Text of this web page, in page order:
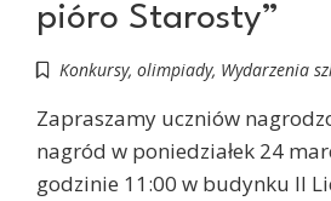
pióro Starosty”
Konkursy, olimpiady, Wydarzenia
Zapraszamy uczniów
nagród w poniedziałek 24
godzinie 11:00 w budynku II